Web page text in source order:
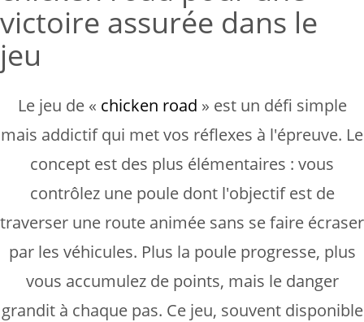
victoire assurée dans le
jeu
Le jeu de « chicken road » est un défi simple
mais addictif qui met vos réflexes à l'épreuve. Le
concept est des plus élémentaires : vous
contrôlez une poule dont l'objectif est de
traverser une route animée sans se faire écraser
par les véhicules. Plus la poule progresse, plus
vous accumulez de points, mais le danger
grandit à chaque pas. Ce jeu, souvent disponible